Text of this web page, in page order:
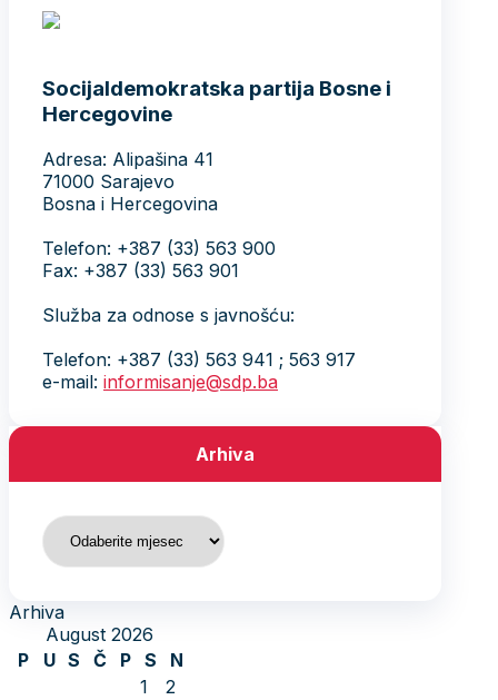
Socijaldemokratska partija Bosne i
Hercegovine
Adresa: Alipašina 41
71000 Sarajevo
Bosna i Hercegovina
Telefon: +387 (33) 563 900
Fax: +387 (33) 563 901
Služba za odnose s javnošću:
Telefon: +387 (33) 563 941 ; 563 917
e-mail: informisanje@sdp.ba
Arhiva
Arhiva
Arhiva
August 2026
P
U S Č P S
N
1
2